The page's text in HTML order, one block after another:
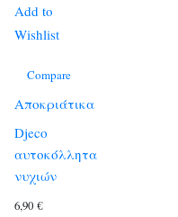
Add to
Wishlist
Compare
Αποκριάτικα
Djeco
αυτοκόλλητα
νυχιών
6,90€